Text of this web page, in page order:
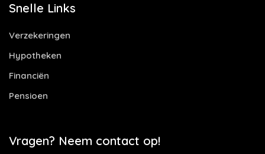
Snelle Links
Verzekeringen
Hypotheken
Financiën
Pensioen
Vragen? Neem contact op!